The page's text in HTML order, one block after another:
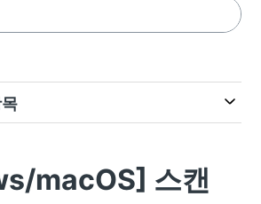
macOS] 스캔